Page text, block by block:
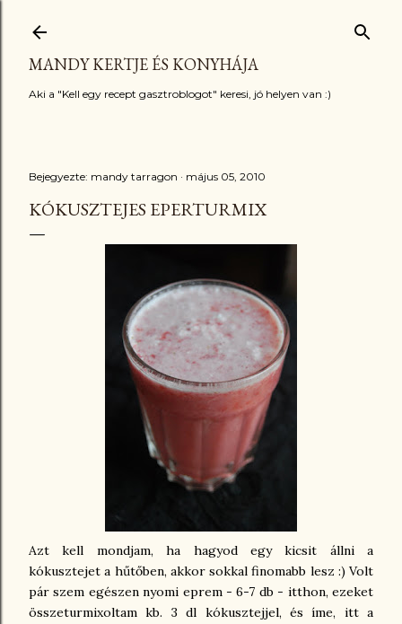
MANDY KERTJE ÉS KONYHÁJA
Aki a "Kell egy recept gasztroblogot" keresi, jó helyen van :)
Bejegyezte: mandy tarragon május 05, 2010
KÓKUSZTEJES EPERTURMIX
Azt kell mondjam, ha hagyod egy kicsit állni a
kókusztejet a hűtőben, akkor sokkal finomabb lesz :) Volt
pár szem egészen nyomi eprem - 6-7 db - itthon, ezeket
összeturmixoltam kb. 3 dl kókusztejjel, és íme, itt a